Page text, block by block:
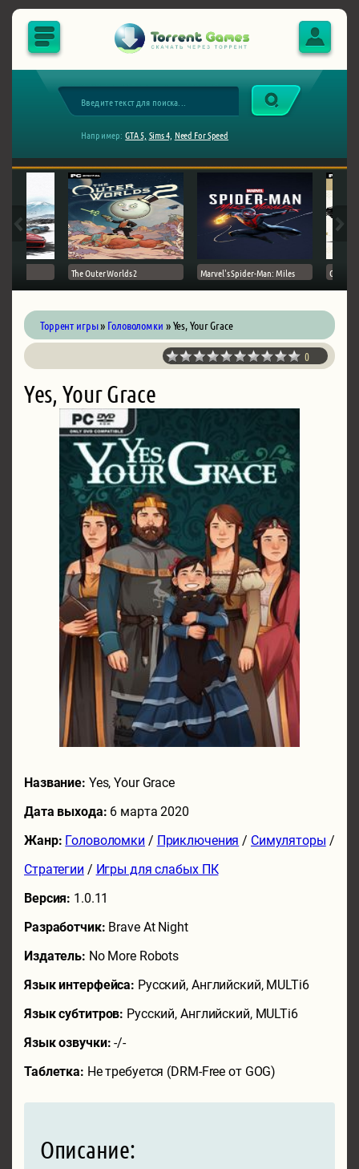
Например: GTA 5, Sims 4, Need For Speed
The Outer Worlds 2 Marvel's Spider-Man: Miles Ghost
Торрент игры» Головоломки » Yes, Your Grace
0
Yes, Your Grace
Название: Yes, Your Grace
Дата выхода: 6 марта 2020
Жанр: Головоломки / Приключения / Симуляторы /
Стратегии / Игры для слабых ПК
Версия: 1.0.11
Разработчик: Brave At Night
Издатель: No More Robots
Язык интерфейса: Русский, Английский, MULTi6
Язык субтитров: Русский, Английский, MULTi6
Язык озвучки:-/-
Таблетка: Не требуется (DRM-Free от GOG)
Описание: